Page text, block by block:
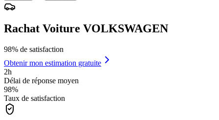
Rachat Voiture VOLKSWAGEN
98% de satisfaction
Obtenir mon estimation gratuite
2h
Délai de réponse moyen
98%
Taux de satisfaction